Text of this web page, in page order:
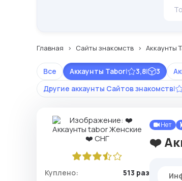
Главная Сайты знакомств Аккаунты
Все Аккаунты Tabor| 3,8| 3
Другие аккаунты Сайтов знакомств|
Куплено:
513 раз
Нет
❤️